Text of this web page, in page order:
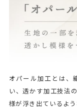
オパール加工とは、
い、透かす加工技法
様が浮き出ているよ